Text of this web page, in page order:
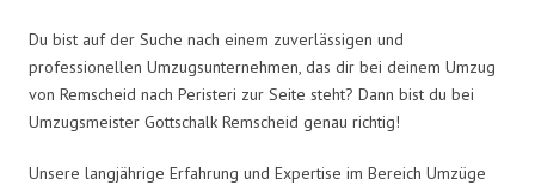
Du bist auf der Suche nach einem zuverlässigen und
professionellen Umzugsunternehmen, das dir bei deinem Umzug
von Remscheid nach Peristeri zur Seite steht? Dann bist du bei
Umzugsmeister Gottschalk Remscheid genau richtig!
Unsere langjährige Erfahrung und Expertise im Bereich Umzüge